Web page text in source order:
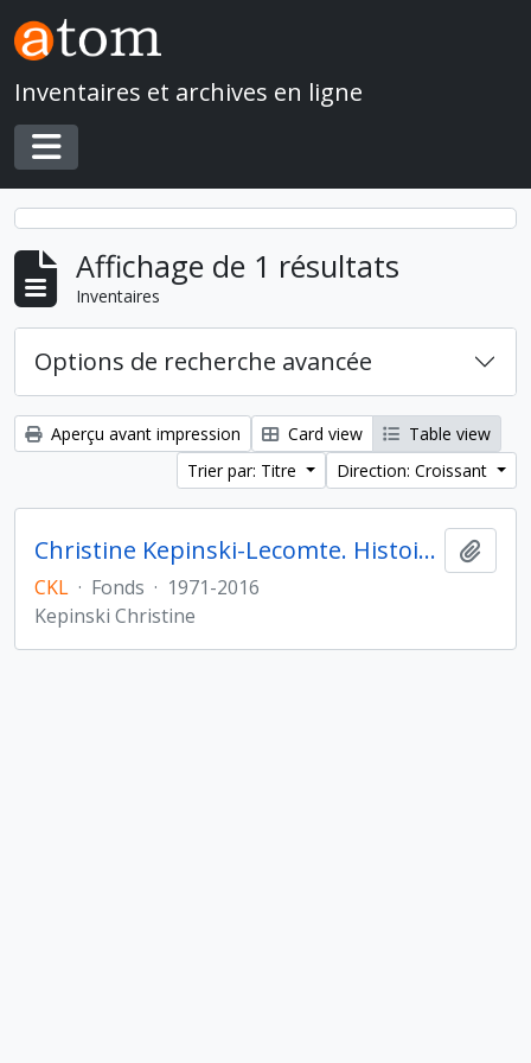
Skip to main content
Inventaires et archives en ligne
Toggle navigation
Affichage de 1 résultats
Inventaires
Options de recherche avancée
Aperçu avant impression Card view
Table view
Trier par: Titre
Direction: Croissant
Christine Kepinski-Lecomte. Histoire et archéologie de l'Orient cunéiforme
CKL · Fonds · 1971-2016
Kepinski Christine